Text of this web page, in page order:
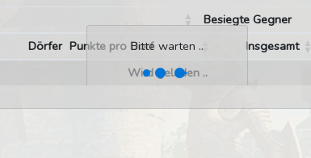
Bitte warten ..
Besiegte Gegner
Dörfer Punkte pro Dorf Insgesamt
Wird geladen ..